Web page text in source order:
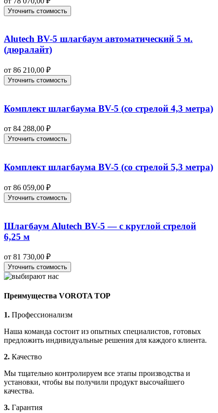
Уточнить стоимость
Alutech BV-5 шлагбаум автоматический 5 м.
(дюралайт)
от 86 210,00 ₽
Уточнить стоимость
Комплект шлагбаума BV-5 (со стрелой 4,3 метра)
от 84 288,00 ₽
Уточнить стоимость
Комплект шлагбаума BV-5 (со стрелой 5,3 метра)
от 86 059,00 ₽
Уточнить стоимость
Шлагбаум Alutech BV-5 — с круглой стрелой
6,25 м
от 81 730,00 ₽
Уточнить стоимость
Преимущества VOROTA TOP
1. Профессионализм
Наша команда состоит из опытных специалистов, готовых
предложить индивидуальные решения для каждого клиента.
2. Качество
Мы тщательно контролируем все этапы производства и
установки, чтобы вы получили продукт высочайшего
качества.
3. Гарантия